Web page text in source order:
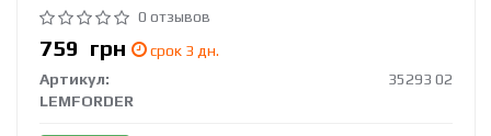
0 отзывов
759 грн
срок 3 дн.
Артикул:
35293 02
LEMFORDER